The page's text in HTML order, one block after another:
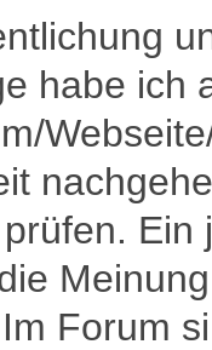
habe ich
Forum